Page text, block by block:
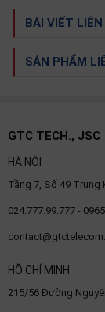
BÀI VIẾT LIÊN
SẢN PHẨM
GTC TECH., JSC
HÀ NỘI
Tầng 7, Số 49 Trung
024.777.99.777 -
HỒ CHÍ MINH
215/56 Đường